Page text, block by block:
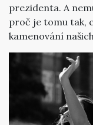
prezidenta. A
proč je tomu tak,
kamenování